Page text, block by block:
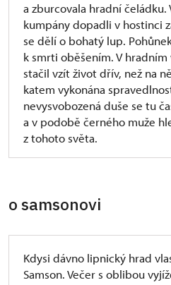
a zburcovala hradní čeládku.
kumpány dopadli v hostinci
se dělí o bohatý lup.
k smrti oběšením. V hradním
stačil vzít život dřív, než na
katem vykonána
nevysvobozená duše se tu
a v podobě černého muže
z tohoto světa.
o samsonovi
Kdysi dávno lipnický hrad
Samson. Večer s oblibou